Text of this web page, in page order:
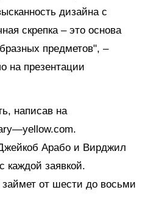
дизайна с
скрепка – это основа
предметов", –
на презентации
написав на
Арабо и Вирджил
каждой заявкой.
от шести до восьми